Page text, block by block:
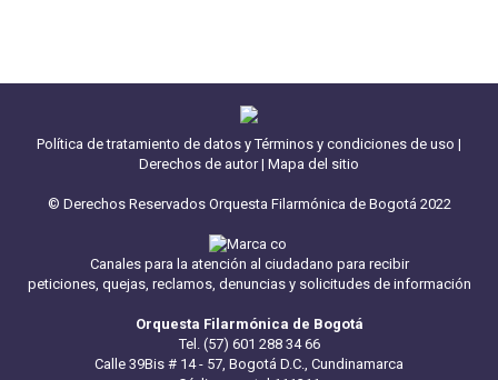
Política de tratamiento de datos y Términos y condiciones de uso |
Derechos de autor| Mapa del sitio
© Derechos Reservados Orquesta Filarmónica de Bogotá 2022
Canales para la atención al ciudadano para recibir
peticiones, quejas, reclamos, denuncias y solicitudes de información
Orquesta Filarmónica de Bogotá
Tel. (57) 601 288 34 66
Calle 39Bis # 14 - 57, Bogotá D.C., Cundinamarca